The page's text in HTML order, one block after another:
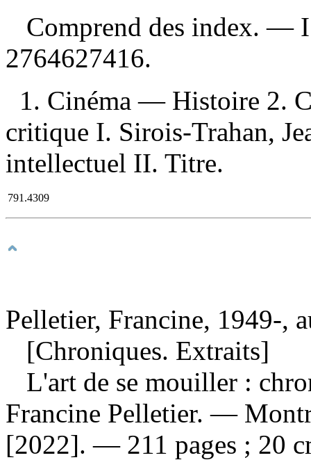
Comprend des index. —
2764627416.
1. Cinéma — Histoire 2.
critique I. Sirois-Trahan,
intellectuel II. Titre.
791.4309
Pelletier, Francine, 1949-,
[Chroniques. Extraits]
L'art de se mouiller :
Francine Pelletier. —
[2022]. — 211 pages ; 20